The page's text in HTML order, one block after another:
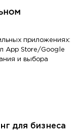
приложениях:
App Store/Google
и выбора
для бизнеса